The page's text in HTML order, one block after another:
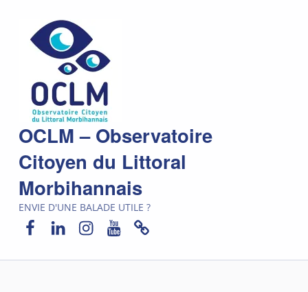
OCLM – Observatoire
Citoyen du Littoral
Morbihannais
ENVIE D'UNE BALADE UTILE ?
Facebook
LinkedInInstagram
YouTubeNewsletter